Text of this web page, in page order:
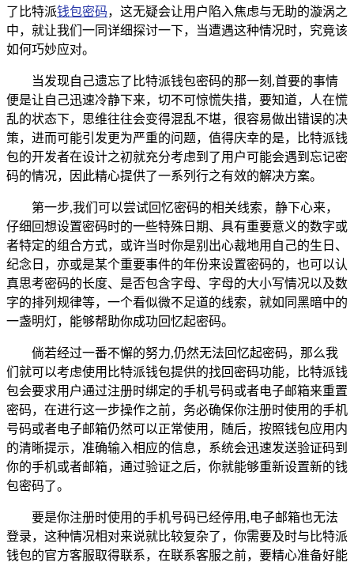
了比特派钱包密码，这无疑会让用户陷入焦虑与无助的漩涡之
中，就让我们一同详细探讨一下，当遭遇这种情况时，究竟该
如何巧妙应对。
当发现自己遗忘了比特派钱包密码的那一刻,首要的事情
便是让自己迅速冷静下来，切不可惊慌失措，要知道，人在慌
乱的状态下，思维往往会变得混乱不堪，很容易做出错误的决
策，进而可能引发更为严重的问题，值得庆幸的是，比特派钱
包的开发者在设计之初就充分考虑到了用户可能会遇到忘记密
码的情况，因此精心提供了一系列行之有效的解决方案。
第一步,我们可以尝试回忆密码的相关线索，静下心来，
仔细回想设置密码时的一些特殊日期、具有重要意义的数字或
者特定的组合方式，或许当时你是别出心裁地用自己的生日、
纪念日，亦或是某个重要事件的年份来设置密码的，也可以认
真思考密码的长度、是否包含字母、字母的大小写情况以及数
字的排列规律等，一个看似微不足道的线索，就如同黑暗中的
一盏明灯，能够帮助你成功回忆起密码。
倘若经过一番不懈的努力,仍然无法回忆起密码，那么我
们就可以考虑使用比特派钱包提供的找回密码功能，比特派钱
包会要求用户通过注册时绑定的手机号码或者电子邮箱来重置
密码，在进行这一步操作之前，务必确保你注册时使用的手机
号码或者电子邮箱仍然可以正常使用，随后，按照钱包应用内
的清晰提示，准确输入相应的信息，系统会迅速发送验证码到
你的手机或者邮箱，通过验证之后，你就能够重新设置新的钱
包密码了。
要是你注册时使用的手机号码已经停用,电子邮箱也无法
登录，这种情况相对来说就比较复杂了，你需要及时与比特派
钱包的官方客服取得联系，在联系客服之前，要精心准备好能